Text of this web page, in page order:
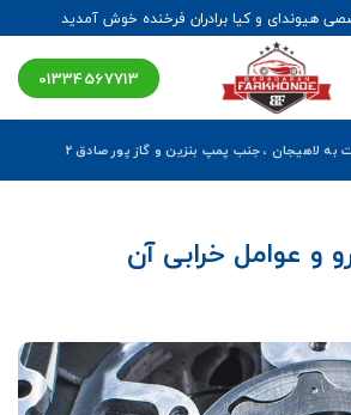
هیوندای و کیا برادران فرخنده خوش آمدید
01334567713
به لاهیجان ، جنب پمپ بنزین و گاز پور صادق ۲
و عوامل خرابی آن